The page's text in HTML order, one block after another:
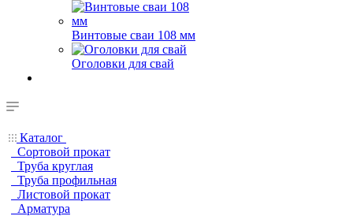
Винтовые сваи 108 мм
Оголовки для свай
Каталог
Сортовой прокат
Труба круглая
Труба профильная
Листовой прокат
Арматура